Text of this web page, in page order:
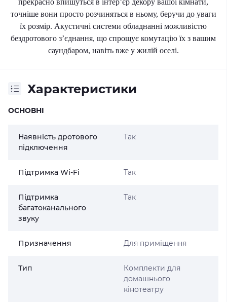
точніше вони просто розчиняться в ньому, беручи до уваги
їх розмір. Акустичні системи обладнанні можливістю
бездротового з’єднання, що спрощує комутацію їх з вашим
саундбаром, навіть вже у жилій оселі.
Характеристики
ОСНОВНІ
Наявність дротового
підключення
Так
Підтримка Wi-Fi Так
Підтримка
багатоканального
звуку
Так
Призначення Для приміщення
Тип
Комплекти для
домашнього
кінотеатру